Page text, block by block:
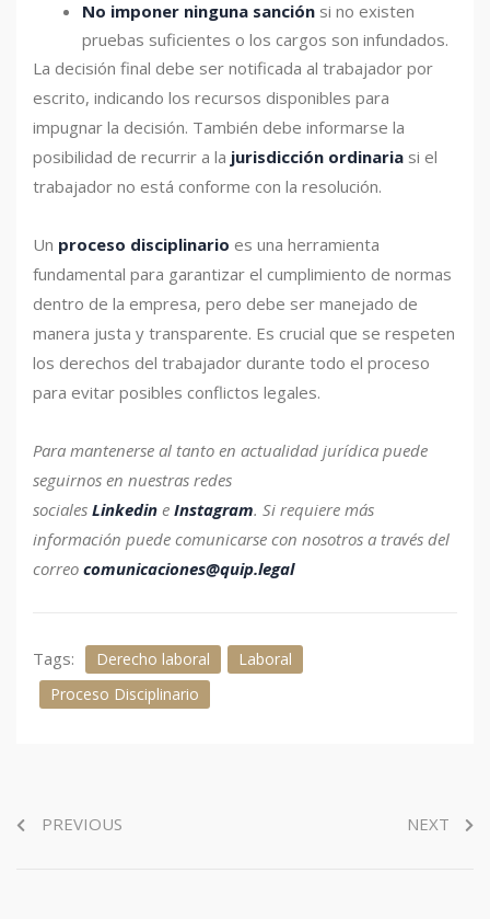
No imponer ninguna sanción si no existen
pruebas suficientes o los cargos son infundados.
La decisión final debe ser notificada al trabajador por
escrito, indicando los recursos disponibles para
impugnar la decisión. También debe informarse la
posibilidad de recurrir a la jurisdicción ordinaria si el
trabajador no está conforme con la resolución.
Un proceso disciplinario es una herramienta
fundamental para garantizar el cumplimiento de normas
dentro de la empresa, pero debe ser manejado de
manera justa y transparente. Es crucial que se respeten
los derechos del trabajador durante todo el proceso
para evitar posibles conflictos legales.
Para mantenerse al tanto en actualidad jurídica puede
seguirnos en nuestras redes
sociales Linkedin e Instagram. Si requiere más
información puede comunicarse con nosotros a través del
correo comunicaciones@quip.legal
Tags: Derecho laboral
Laboral
Proceso Disciplinario
PREVIOUS NEXT